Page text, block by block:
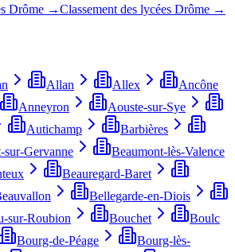
Drôme →Classement des lycées Drôme →
Allan Allex
Ancône
Anneyron
Aouste-sur-Sye
Autichamp
Barbières
sur-Gervanne
Beaumont-lès-Valence
Beauregard-Baret
Bellegarde-en-Diois
sur-Roubion Bouchet
Boulc
Bourg-de-Péage
Bourg-lès-